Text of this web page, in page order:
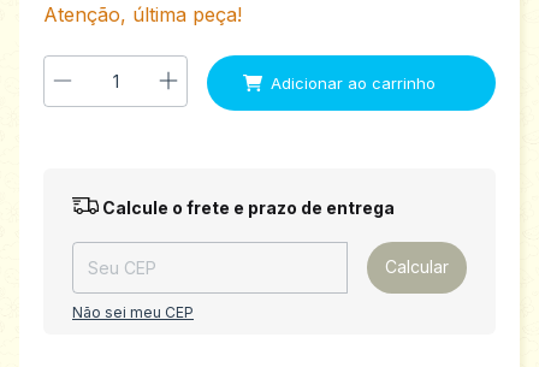
Atenção, última peça!
Entregas para o CEP: Alterar CEP
Calcule o frete e prazo de entrega
Calcular
Não sei meu CEP